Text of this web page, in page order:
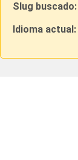
Slug buscado:
Idioma actual: